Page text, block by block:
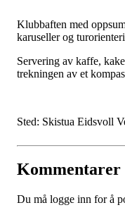
Klubbaften med
karuseller og
Servering av kaffe,
trekningen av et
Sted: Skistua Eidsvoll
Kommentarer
Du må logge inn for å